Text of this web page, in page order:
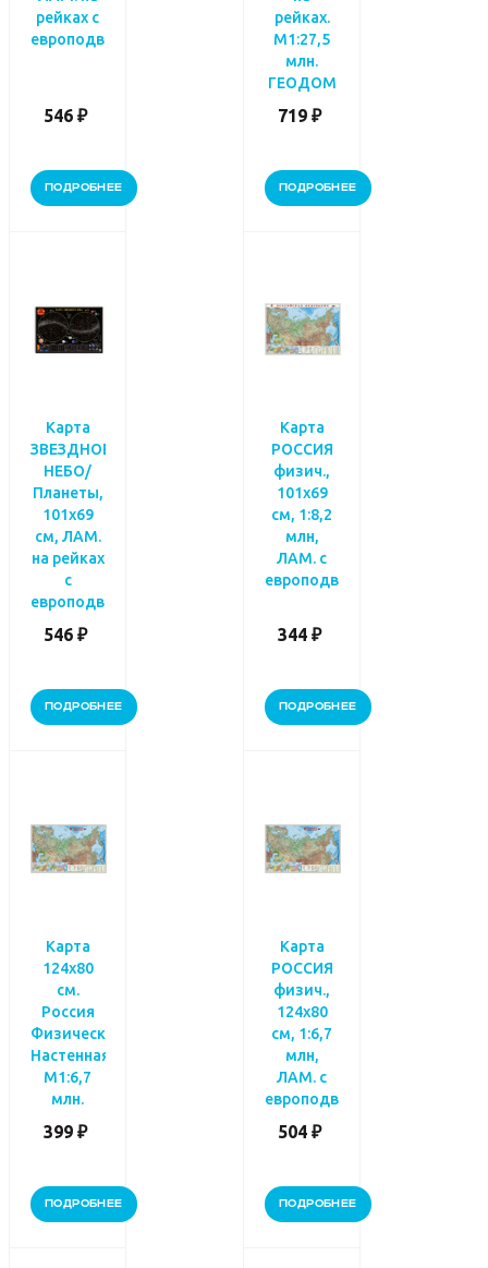
рейках с
европодвесом
546 ₽
ПОДРОБНЕЕ
рейках.
М1:27,5
млн.
ГЕОДОМ
719 ₽
ПОДРОБНЕЕ
Карта
ЗВЕЗДНОЕ
НЕБО/
Планеты,
101х69
см, ЛАМ.
на рейках
с
европодвесом
546 ₽
ПОДРОБНЕЕ
Карта
РОССИЯ
физич.,
101х69
см, 1:8,2
млн,
ЛАМ. с
европодвесом
344 ₽
ПОДРОБНЕЕ
Карта
124х80
см.
Россия
Физическая.
Настенная.
М1:6,7
млн.
399 ₽
ПОДРОБНЕЕ
Карта
РОССИЯ
физич.,
124х80
см, 1:6,7
млн,
ЛАМ. с
европодвесом
504 ₽
ПОДРОБНЕЕ